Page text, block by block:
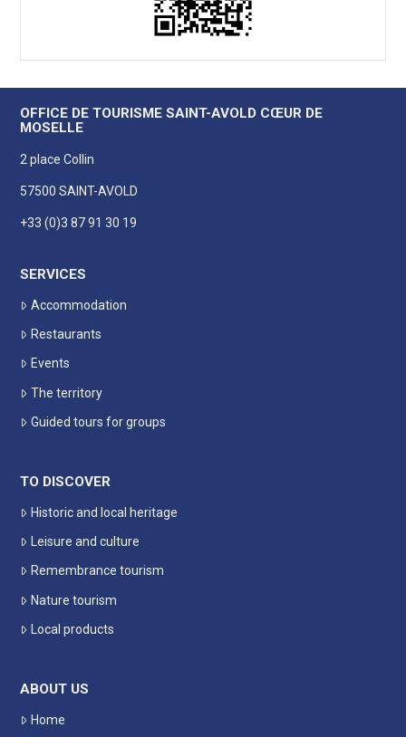
OFFICE DE TOURISME SAINT-AVOLD CŒUR DE
MOSELLE
2 place Collin
57500 SAINT-AVOLD
+33 (0)3 87 91 30 19
SERVICES
Accommodation
Restaurants
Events
The territory
Guided tours for groups
TO DISCOVER
Historic and local heritage
Leisure and culture
Remembrance tourism
Nature tourism
Local products
ABOUT US
Home